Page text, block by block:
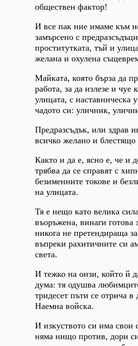
обществен фактор!
И все пак ние имаме към
замърсено с
проститутката, тъй и
желана и охулена
Майката, която бърза да
работа, за да излезе и чуе
улицата, с наставническа
чадото си: уличник,
Предразсъдък, или здрав
всичко желано и блестящо
Както и да е, ясно е, че и
трябва да се справят с
безименните токове и
на улицата.
Тя е нещо като велика
въоръжена, винаги готова
никога не претендираща
въпреки рахитичните си
света.
И тежко на онзи, който й
дума: тя одушва
тридесет пъти се отрича
Наемна войска.
И изкуството си има свои
няма нищо против, дори